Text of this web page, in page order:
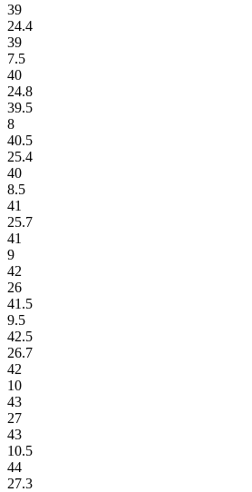
39
24.4
39
7.5
40
24.8
39.5
8
40.5
25.4
40
8.5
41
25.7
41
9
42
26
41.5
9.5
42.5
26.7
42
10
43
27
43
10.5
44
27.3